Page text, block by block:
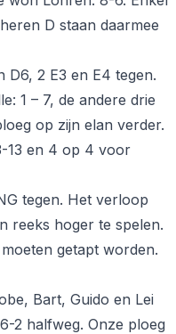
D staan daarmee
2 E3 en E4 tegen.
1 – 7, de andere drie
op zijn elan verder.
13 en 4 op 4 voor
tegen. Het verloop
reeks hoger te spelen.
getapt worden.
Bart, Guido en Lei
2 halfweg. Onze ploeg